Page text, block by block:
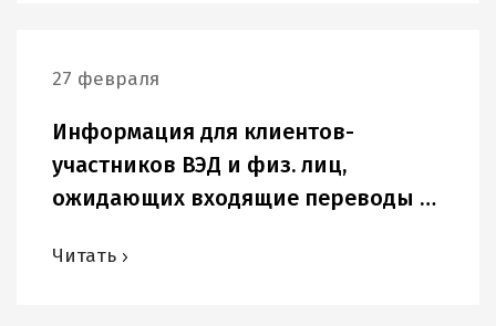
27 февраля
Информация для клиентов-
участников ВЭД и физ. лиц,
ожидающих входящие переводы в
Читать